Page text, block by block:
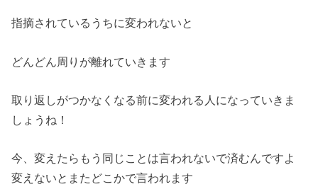
指摘されているうちに変われないと
どんどん周りが離れていきます
取り返しがつかなくなる前に変われる人になっていきま
しょうね！
今、変えたらもう同じことは言われないで済むんですよ
変えないとまたどこかで言われます